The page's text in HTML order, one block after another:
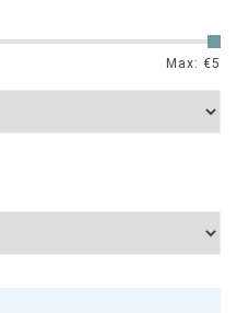
Max: €5